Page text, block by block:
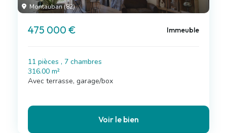
Montauban (82)
475 000 € Immeuble
11 pièces , 7 chambres
316.00 m²
Avec terrasse, garage/box
Voir le bien